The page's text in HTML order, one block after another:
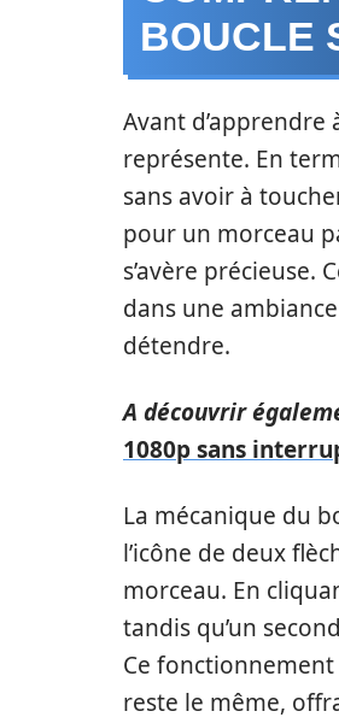
BOUCLE
Avant d’apprendre
représente. En
sans avoir à
pour un morceau
s’avère
dans une
détendre.
A découvrir
1080p sans
La mécanique du
l’icône de deux
morceau. En
tandis qu’un
Ce
reste le même,